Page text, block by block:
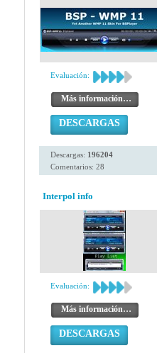
Evaluación:
Más información…
DESCARGAS
Descargas: 196204
Comentarios: 28
Interpol info
Evaluación:
Más información…
DESCARGAS